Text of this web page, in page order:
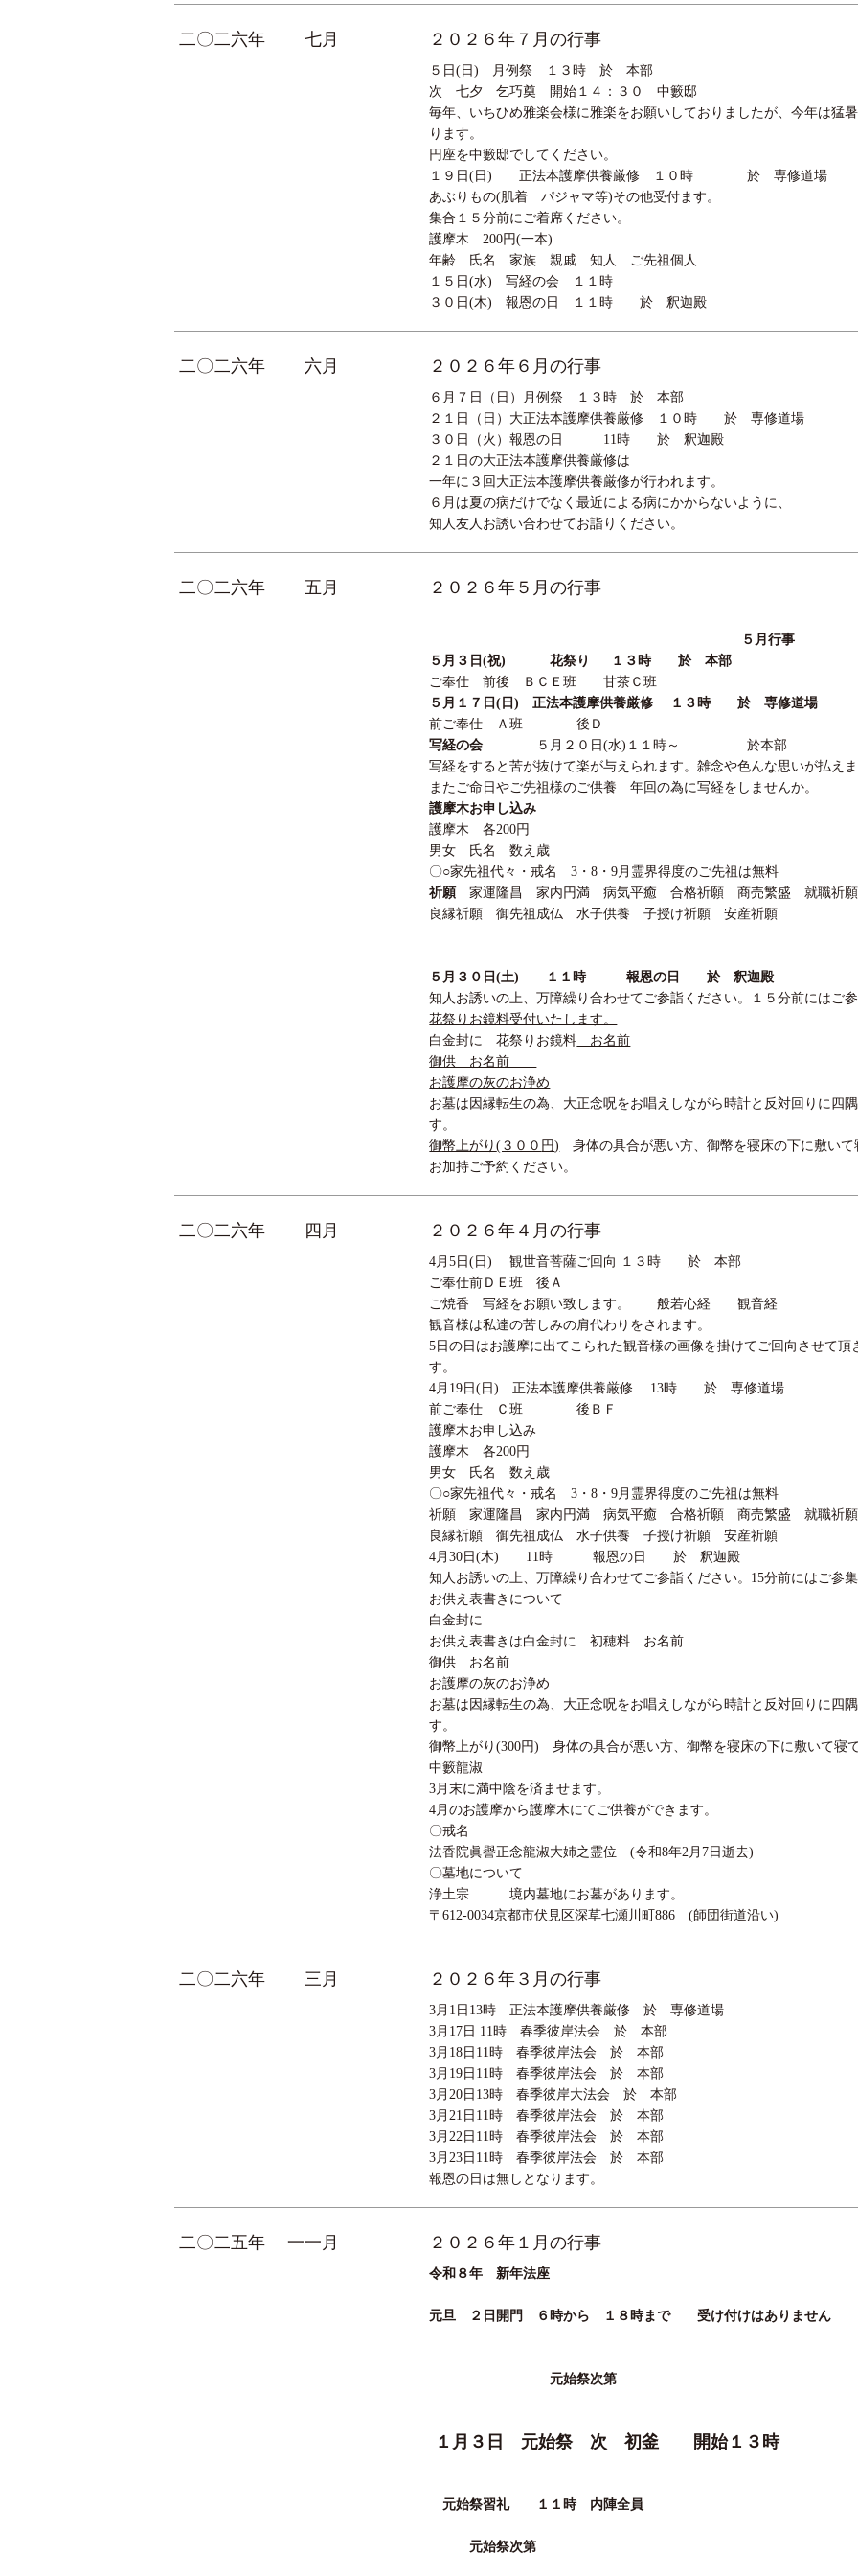
二〇二六年 七月 ２０２６年７月の行事
５日(日) 月例祭 １３時 於 本部
次 七夕 乞巧奠 開始１４：３０ 中籔邸
毎年、いちひめ雅楽会様に雅楽をお願いしておりましたが、今年は猛
ります。
円座を中籔邸でしてください。
１９日(日) 正法本護摩供養厳修 １０時 於 専修道場
あぶりもの(肌着 パジャマ等)その他受付ます。
集合１５分前にご着席ください。
護摩木 200円(一本)
年齢 氏名 家族 親戚 知人 ご先祖個人
１５日(水) 写経の会 １１時
３０日(木) 報恩の日 １１時 於 釈迦殿
二〇二六年 六月 ２０２６年６月の行事
６月７日（日）月例祭 １３時 於 本部
２１日（日）大正法本護摩供養厳修 １０時 於 専修道場
３０日（火）報恩の日 11時 於 釈迦殿
２１日の大正法本護摩供養厳修は
一年に３回大正法本護摩供養厳修が行われます。
６月は夏の病だけでなく最近による病にかからないように、
知人友人お誘い合わせてお詣りください。
二〇二六年 五月 ２０２６年５月の行事
５ 月行事
５月３ 日(祝) 花祭り １３ 時 於 本部
ご奉仕 前後 ＢＣＥ班 甘茶Ｃ班
５月１７ 日( 日) 正法本護摩供養厳修 １３ 時 於 専修道場
前ご奉仕 Ａ班 後Ｄ
写経の会
５ 月 ２０ 日(水)１１ 時～ 於本部
写経をすると苦が抜けて楽が与えられます。雑念や色んな思いが払え
またご命日やご先祖様のご供養 年回の為に写経をしませんか。
護摩木お申し込み
護摩木 各200円
男女 氏名 数え歳
〇○家先祖代々・戒名3 ・8 ・9月霊界得度のご先祖は無料
祈願 家運隆昌 家内円満 病気平癒 合格祈願 商売繁盛 就職祈願
良縁祈願 御先祖成仏 水子供養 子授け祈願 安産祈願
５ 月 ３０ 日(土) １１ 時 報恩の日 於 釈迦殿
知人お誘いの上、万障繰り合わせてご参詣ください。１５分前にはご
花祭りお鏡料受付いたします。
白金封に 花祭りお鏡料 お名前
御供 お名前
お護摩の灰のお浄め
お墓は因縁転生の為、大正念呪をお唱えしながら時計と反対回りに四
す。
御幣上がり(３００ 円) 身体の具合が悪い方、御幣を寝床の下に敷いて
お加持ご予約ください。
二〇二六年 四月 ２０２６年４月の行事
4月5日(日) 観世音菩薩ご回向 １３時 於 本部
ご奉仕前ＤＥ班 後Ａ
ご焼香 写経をお願い致します。 般若心経 観音経
観音様は私達の苦しみの肩代わりをされます。
5日の日はお護摩に出てこられた観音様の画像を掛けてご回向させて
す。
4月19日(日) 正法本護摩供養厳修 13時 於 専修道場
前ご奉仕 Ｃ班 後ＢＦ
護摩木お申し込み
護摩木 各200円
男女 氏名 数え歳
〇○家先祖代々・戒名 3・8・9月霊界得度のご先祖は無料
祈願 家運隆昌 家内円満 病気平癒 合格祈願 商売繁盛 就職祈願
良縁祈願 御先祖成仏 水子供養 子授け祈願 安産祈願
4月30日(木) 11時 報恩の日 於 釈迦殿
知人お誘いの上、万障繰り合わせてご参詣ください。15分前にはご参
お供え表書きについて
白金封に
お供え表書きは白金封に 初穂料 お名前
御供 お名前
お護摩の灰のお浄め
お墓は因縁転生の為、大正念呪をお唱えしながら時計と反対回りに四
す。
御幣上がり(300円) 身体の具合が悪い方、御幣を寝床の下に敷いて寝
中籔龍淑
3月末に満中陰を済ませます。
4月のお護摩から護摩木にてご供養ができます。
〇戒名
法香院眞譽正念龍淑大姉之霊位 (令和8年2月7日逝去)
〇墓地について
浄土宗 境内墓地にお墓があります。
〒612-0034京都市伏見区深草七瀬川町886 (師団街道沿い)
二〇二六年 三月 ２０２６年３月の行事
3月1日13時 正法本護摩供養厳修 於 専修道場
3月17日 11時 春季彼岸法会 於 本部
3月18日11時 春季彼岸法会 於 本部
3月19日11時 春季彼岸法会 於 本部
3月20日13時 春季彼岸大法会 於 本部
3月21日11時 春季彼岸法会 於 本部
3月22日11時 春季彼岸法会 於 本部
3月23日11時 春季彼岸法会 於 本部
報恩の日は無しとなります。
二〇二五年 一一月 ２０２６年１月の行事
令和８年 新年法座
元旦 ２ 日開門 ６時から １８ 時まで 受け付けはありません
元始祭次第
１月３日 元始祭 次 初釜 開始１３時
元始祭習礼 １１時 内陣全員
元始祭次第